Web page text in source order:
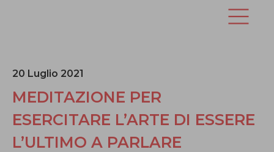
20 Luglio 2021
MEDITAZIONE PER
ESERCITARE L’ARTE DI ESSERE
L’ULTIMO A PARLARE